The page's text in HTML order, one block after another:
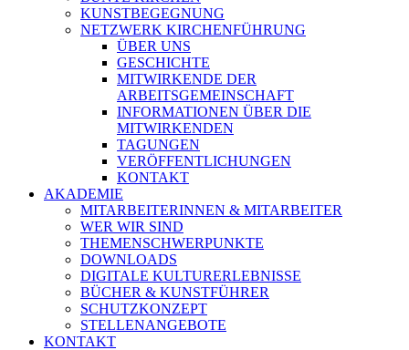
KUNSTBEGEGNUNG
NETZWERK KIRCHENFÜHRUNG
ÜBER UNS
GESCHICHTE
MITWIRKENDE DER
ARBEITSGEMEINSCHAFT
INFORMATIONEN ÜBER DIE
MITWIRKENDEN
TAGUNGEN
VERÖFFENTLICHUNGEN
KONTAKT
AKADEMIE
MITARBEITERINNEN & MITARBEITER
WER WIR SIND
THEMENSCHWERPUNKTE
DOWNLOADS
DIGITALE KULTURERLEBNISSE
BÜCHER & KUNSTFÜHRER
SCHUTZKONZEPT
STELLENANGEBOTE
KONTAKT